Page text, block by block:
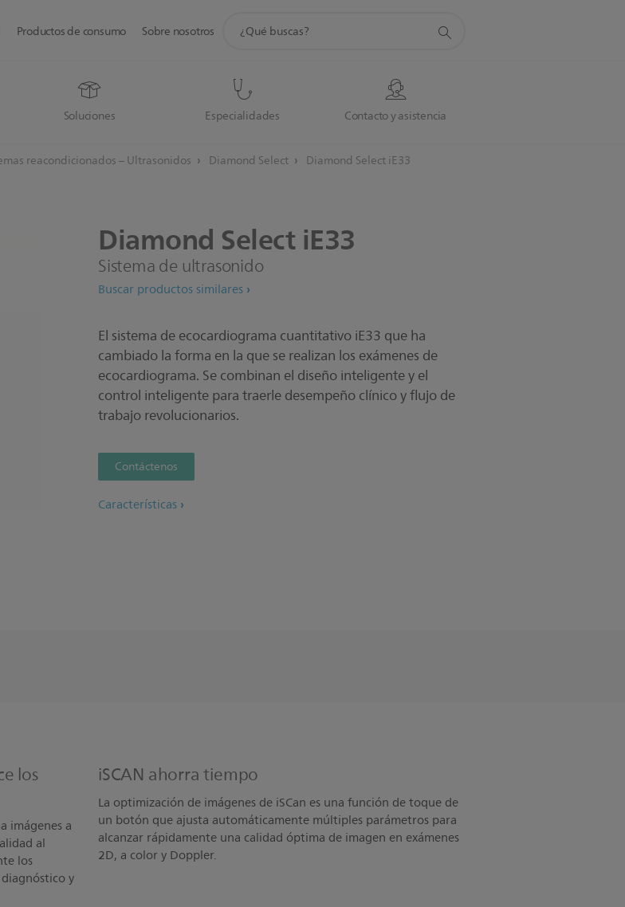
Soluciones Especialidades Contacto y asistencia
Productos de consumo Sobre nosotros
búsqueda
reacondicionados – Ultrasonidos Diamond Select Diamond Select iE33
Diamond SelectiE33
Sistema de ultrasonido
Buscar productos similares
El sistema de ecocardiograma cuantitativo iE33 que ha
cambiado la forma en la que se realizan los exámenes de
ecocardiograma. Se combinan el diseño inteligente y el
control inteligente para traerle desempeño clínico y flujo de
trabajo revolucionarios.
Contáctenos
Características
los
imágenes a
al
los
y
iSCAN ahorra tiempo
La optimización de imágenes de iSCan es una función de toque de
un botón que ajusta automáticamente múltiples parámetros para
alcanzar rápidamente una calidad óptima de imagen en exámenes
2D, a color y Doppler.